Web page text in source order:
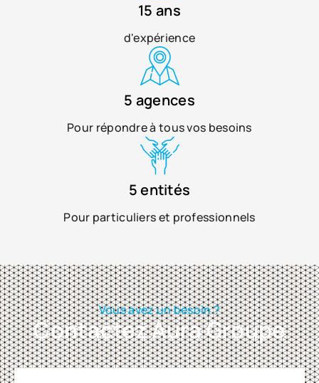
15 ans
d'expérience
5 agences
Pour répondre à tous vos besoins
5 entités
Pour particuliers et professionnels
Vous avez un besoin ?
Contactez Aura Groupe